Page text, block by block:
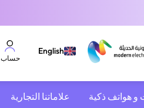
English
حساب
و هواتف ذكية علاماتنا التجارية